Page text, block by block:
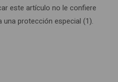
este artículo no le confiere
una protección especial (1).